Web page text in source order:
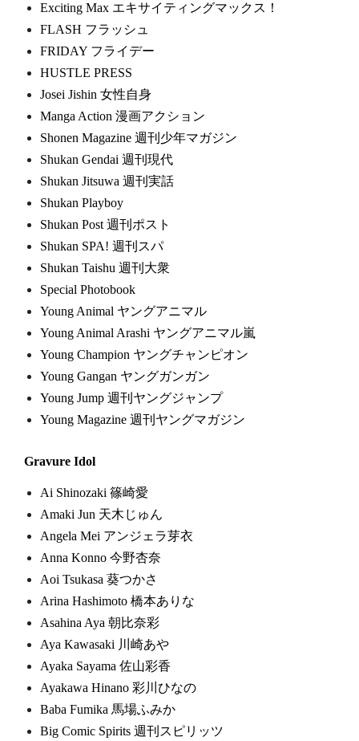
Exciting Max エキサイティングマックス！
FLASH フラッシュ
FRIDAY フライデー
HUSTLE PRESS
Josei Jishin 女性自身
Manga Action 漫画アクション
Shonen Magazine 週刊少年マガジン
Shukan Gendai 週刊現代
Shukan Jitsuwa 週刊実話
Shukan Playboy
Shukan Post 週刊ポスト
Shukan SPA! 週刊スパ
Shukan Taishu 週刊大衆
Special Photobook
Young Animal ヤングアニマル
Young Animal Arashi ヤングアニマル嵐
Young Champion ヤングチャンピオン
Young Gangan ヤングガンガン
Young Jump 週刊ヤングジャンプ
Young Magazine 週刊ヤングマガジン
Gravure Idol
Ai Shinozaki 篠崎愛
Amaki Jun 天木じゅん
Angela Mei アンジェラ芽衣
Anna Konno 今野杏奈
Aoi Tsukasa 葵つかさ
Arina Hashimoto 橋本ありな
Asahina Aya 朝比奈彩
Aya Kawasaki 川崎あや
Ayaka Sayama 佐山彩香
Ayakawa Hinano 彩川ひなの
Baba Fumika 馬場ふみか
Big Comic Spirits 週刊スピリッツ